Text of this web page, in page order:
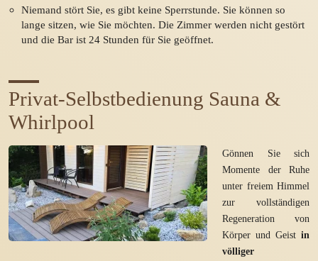
Niemand stört Sie, es gibt keine Sperrstunde. Sie können so
lange sitzen, wie Sie möchten. Die Zimmer werden nicht gestört
und die Bar ist 24 Stunden für Sie geöffnet.
Privat-Selbstbedienung Sauna &
Whirlpool
Gönnen Sie sich
Momente der Ruhe
unter freiem Himmel
zur vollständigen
Regeneration von
Körper und Geist in
völliger